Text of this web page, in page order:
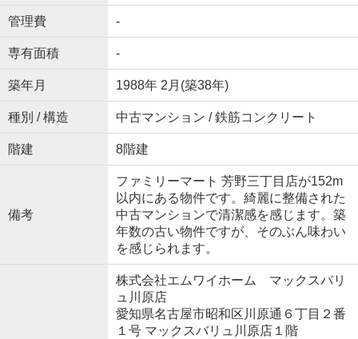
管理費 -
専有面積 -
築年月 1988年 2月(築38年)
種別 / 構造 中古マンション / 鉄筋コンクリート
階建 8階建
備考
ファミリーマート 芳野三丁目店が152m
以内にある物件です。綺麗に整備された
中古マンションで清潔感を感じます。築
年数の古い物件ですが、そのぶん味わい
を感じられます。
株式会社エムワイホーム マックスバリ
ュ川原店
愛知県名古屋市昭和区川原通６丁目２番
１号 マックスバリュ川原店１階